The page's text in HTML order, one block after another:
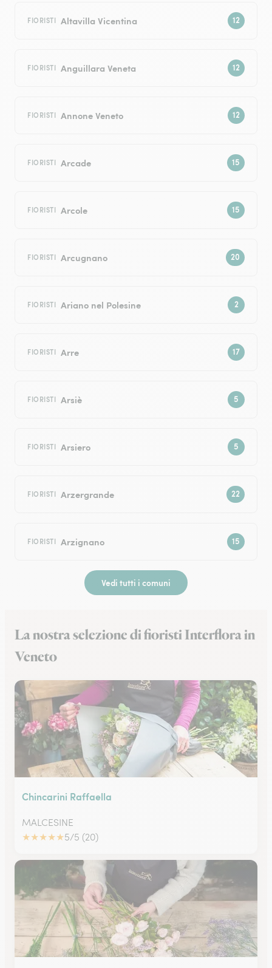
FIORISTI Altavilla Vicentina
FIORISTI Anguillara Veneta
FIORISTI Annone Veneto
FIORISTI Arcade
FIORISTI Arcole
FIORISTI Arcugnano
FIORISTI Ariano nel Polesine
FIORISTI Arre
FIORISTI Arsiè
FIORISTI Arsiero
FIORISTI Arzergrande
FIORISTI Arzignano
Vedi tutti i comuni
La nostra selezione di fioristi Interflora in
Veneto
Chincarini Raffaella
MALCESINE
★★★★★5/5 (20)